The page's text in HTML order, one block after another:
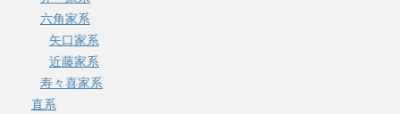
六角家系
矢口家系
近藤家系
寿々喜家系
直系